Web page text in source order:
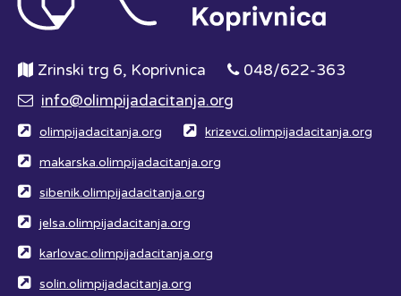
Zrinski trg 6, Koprivnica
048/622-363
info@olimpijadacitanja.org
olimpijadacitanja.org krizevci.olimpijadacitanja.org
makarska.olimpijadacitanja.org
sibenik.olimpijadacitanja.org
jelsa.olimpijadacitanja.org
karlovac.olimpijadacitanja.org
solin.olimpijadacitanja.org